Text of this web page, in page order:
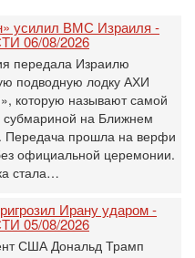
усилил ВМС Израиля -
06/08/2026
передала Израилю
подводную лодку АХИ
которую называют самой
на Ближнем
Передача прошла на верфи
официальной церемонии.
стала…
Ирану ударом -
05/08/2026
США Дональд Трамп